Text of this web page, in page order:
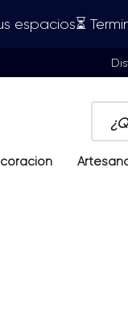
espacios⏳
¿Qué